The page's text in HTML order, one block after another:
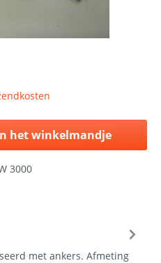
het winkelmandje
3000
met ankers. Afmeting